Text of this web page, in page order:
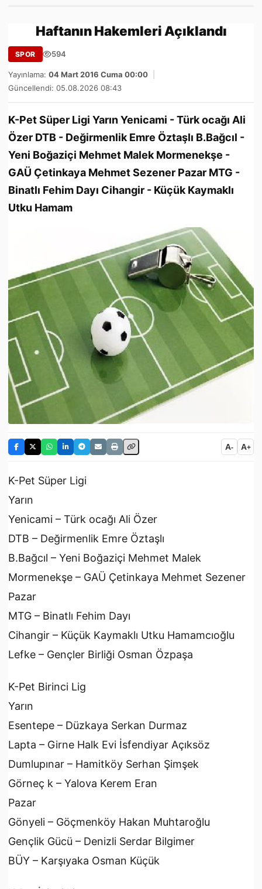
Haftanın Hakemleri Açıklandı
SPOR 594
Yayınlama: 04 Mart 2016 Cuma 00:00
Güncellendi: 05.08.2026 08:43
K-Pet Süper Ligi Yarın Yenicami - Türk ocağı Ali
Özer DTB - Değirmenlik Emre Öztaşlı B.Bağcıl -
Yeni Boğaziçi Mehmet Malek Mormenekşe -
GAÜ Çetinkaya Mehmet Sezener Pazar MTG -
Binatlı Fehim Dayı Cihangir - Küçük Kaymaklı
Utku Hamam
A- A+
K-Pet Süper Ligi
Yarın
Yenicami – Türk ocağı Ali Özer
DTB – Değirmenlik Emre Öztaşlı
B.Bağcıl – Yeni Boğaziçi Mehmet Malek
Mormenekşe – GAÜ Çetinkaya Mehmet Sezener
Pazar
MTG – Binatlı Fehim Dayı
Cihangir – Küçük Kaymaklı Utku Hamamcıoğlu
Lefke – Gençler Birliği Osman Özpaşa
K-Pet Birinci Lig
Yarın
Esentepe – Düzkaya Serkan Durmaz
Lapta – Girne Halk Evi İsfendiyar Açıksöz
Dumlupınar – Hamitköy Serhan Şimşek
Görneç k – Yalova Kerem Eran
Pazar
Gönyeli – Göçmenköy Hakan Muhtaroğlu
Gençlik Gücü – Denizli Serdar Bilgimer
BÜY – Karşıyaka Osman Küçük